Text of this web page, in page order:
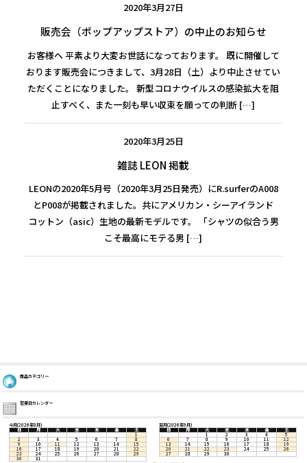
JACKET
ACCESSORY
KOBE BEEF LEATHER
KEIJIRO NISHI
SARA WAKITA × MINORI KAWAI
2020年3月27日
販売会（ポップアップストア）の中止のお知らせ
お客様へ 平素より大変お世話になっております。 既に開催して
おります販売会につきまして、3月28日（土）より中止させてい
ただくことになりました。 新型コロナウイルスの感染拡大を阻
止すべく、また一刻も早い収束を願っての判断 […]
2020年3月25日
雑誌 LEON 掲載
LEONの2020年5月号（2020年3月25日発売）にR.surferのA008
とP008が掲載されました。共にアメリカン・シーアイランド
コットン（asic）生地の最新モデルです。 「シャツの似合う男
こそ最高にモテる男 […]
商品カテゴリー
営業日カレンダー
今月(2026年8月)
日 月 火 水 木 金 土
1
2 3 4 5 6 7 8
9 10 11 12 13 14 15
16 17 18 19 20 21 22
23 24 25 26 27 28 29
30 31
翌月(2026年9月)
日 月 火 水 木 金 土
1 2 3 4 5
6 7 8 9 10 11 12
13 14 15 16 17 18 19
20 21 22 23 24 25 26
27 28 29
30